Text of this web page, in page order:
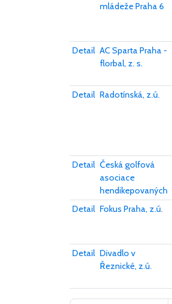
mládeže Praha 6
Detail AC Sparta Praha -
florbal, z. s.
Detail Radotínská, z.ú.
Detail Česká golfová
asociace
hendikepovaných
Detail Fokus Praha, z.ú.
Detail Divadlo v
Řeznické, z.ú.